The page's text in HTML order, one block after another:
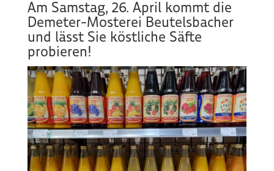
Am Samstag, 26. April kommt die
Demeter-Mosterei Beutelsbacher
und lässt Sie köstliche Säfte
probieren!